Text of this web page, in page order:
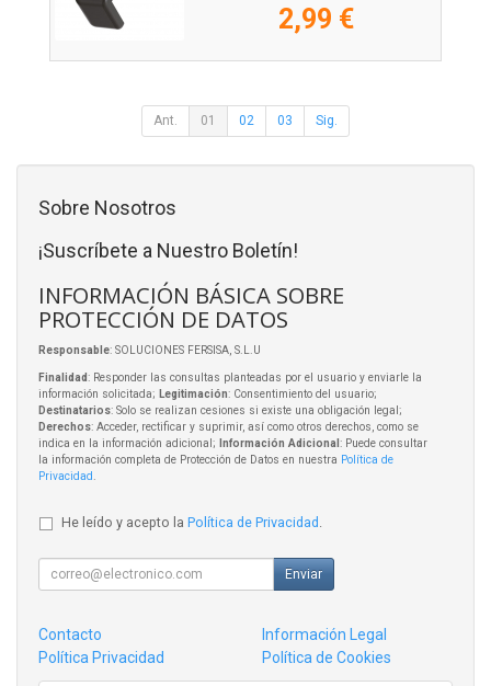
2,99 €
Ant. 01 02 03 Sig.
Sobre Nosotros
¡Suscríbete a Nuestro Boletín!
INFORMACIÓN BÁSICA SOBRE
PROTECCIÓN DE DATOS
Responsable: SOLUCIONES FERSISA, S.L.U
Finalidad: Responder las consultas planteadas por el usuario y enviarle la
información solicitada; Legitimación: Consentimiento del usuario;
Destinatarios: Solo se realizan cesiones si existe una obligación legal;
Derechos: Acceder, rectificar y suprimir, así como otros derechos, como se
indica en la información adicional;
Información Adicional : Puede consultar
la información completa de Protección de Datos en nuestra Política de
Privacidad .
He leído y acepto la Política de Privacidad .
Enviar
Contacto
Información Legal
Política Privacidad
Política de Cookies